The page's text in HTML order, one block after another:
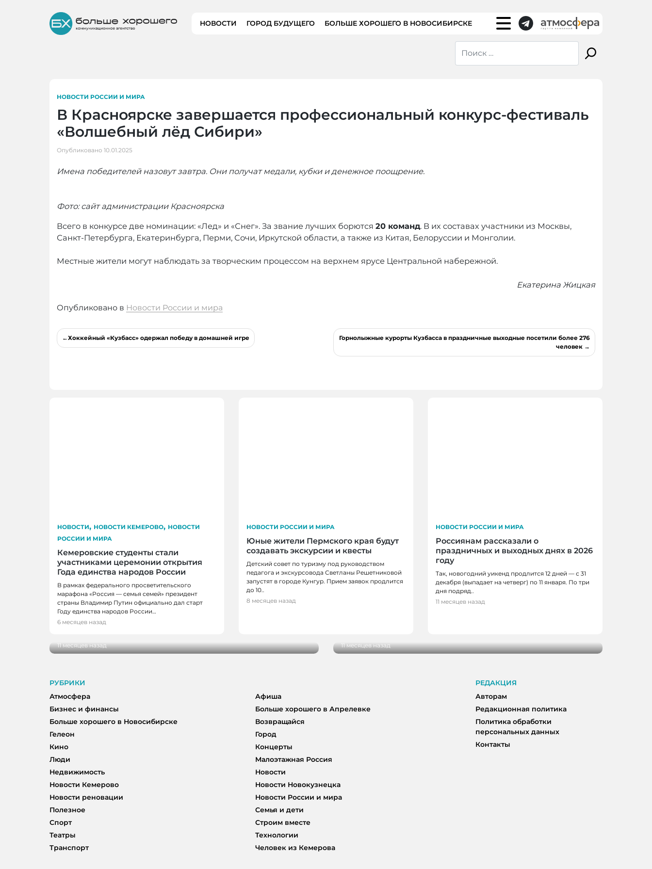
НОВОСТИ ГОРОД БУДУЩЕГО БОЛЬШЕ ХОРОШЕГО В НОВОСИБИРСКЕ
НОВОСТИ РОССИИ И МИРА
В Красноярске завершается профессиональный конкурс-фестиваль
«Волшебный лёд Сибири»
Опубликовано 10.01.2025
Имена победителей назовут завтра. Они получат медали, кубки и денежное поощрение.
Фото: сайт администрации Красноярска
Всего в конкурсе две номинации: «Лед» и «Снег». За звание лучших борются 20 команд. В их составах участники из Москвы,
Санкт-Петербурга, Екатеринбурга, Перми, Сочи, Иркутской области, а также из Китая, Белоруссии и Монголии.
Местные жители могут наблюдать за творческим процессом на верхнем ярусе Центральной набережной.
Екатерина Жицкая
Опубликовано в Новости России и мира
Навигация
по
Хоккейный «Кузбасс» одержал победу в домашней игре
Горнолыжные курорты Кузбасса в праздничные выходные посетили более 276
человек
НОВОСТИ, НОВОСТИ КЕМЕРОВО, НОВОСТИ
РОССИИ И МИРА
Кемеровские студенты стали
участниками церемонии открытия
Года единства народов России
В рамках федерального просветительского
марафона «Россия — семья семей» президент
страны Владимир Путин официально дал старт
Году единства народов России…
6 месяцев назад
НОВОСТИ РОССИИ И МИРА
Юные жители Пермского края будут
создавать экскурсии и квесты
Детский совет по туризму под руководством
педагога и экскурсовода Светланы Решетниковой
запустят в городе Кунгур. Прием заявок продлится
до 10..
8 месяцев назад
НОВОСТИ РОССИИ И МИРА
Россиянам рассказали о
праздничных и выходных днях в 2026
году
Так, новогодний уикенд продлится 12 дней — с 31
декабря (выпадает на четверг) по 11 января. По три
дня подряд..
11 месяцев назад
НОВОСТИ РОССИИ И МИРА
11 месяцев назад
АТМОСФЕРА, НОВОСТИ РОССИИ И МИРА
11 месяцев назад
РУБРИКИ
Атмосфера
Афиша
Бизнес и финансы
Больше хорошего в Апрелевке
Больше хорошего в Новосибирске
Возвращайся
Гелеон
Город
Кино
Концерты
Люди
Малоэтажная Россия
Недвижимость
Новости
Новости Кемерово
Новости Новокузнецка
Новости реновации
Новости России и мира
Полезное
Семья и дети
Спорт
Строим вместе
Театры
Технологии
Транспорт
Человек из Кемерова
РЕДАКЦИЯ
Авторам
Редакционная политика
Политика обработки
персональных данных
Контакты